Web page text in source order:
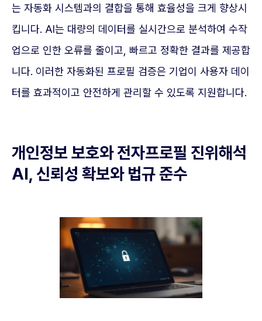
는 자동화 시스템과의 결합을 통해 효율성을 크게 향상시
킵니다. AI는 대량의 데이터를 실시간으로 분석하여 수작
업으로 인한 오류를 줄이고, 빠르고 정확한 결과를 제공합
니다. 이러한 자동화된 프로필 검증은 기업이 사용자 데이
터를 효과적이고 안전하게 관리할 수 있도록 지원합니다.
개인정보 보호와 전자프로필 진위해석
AI, 신뢰성 확보와 법규 준수